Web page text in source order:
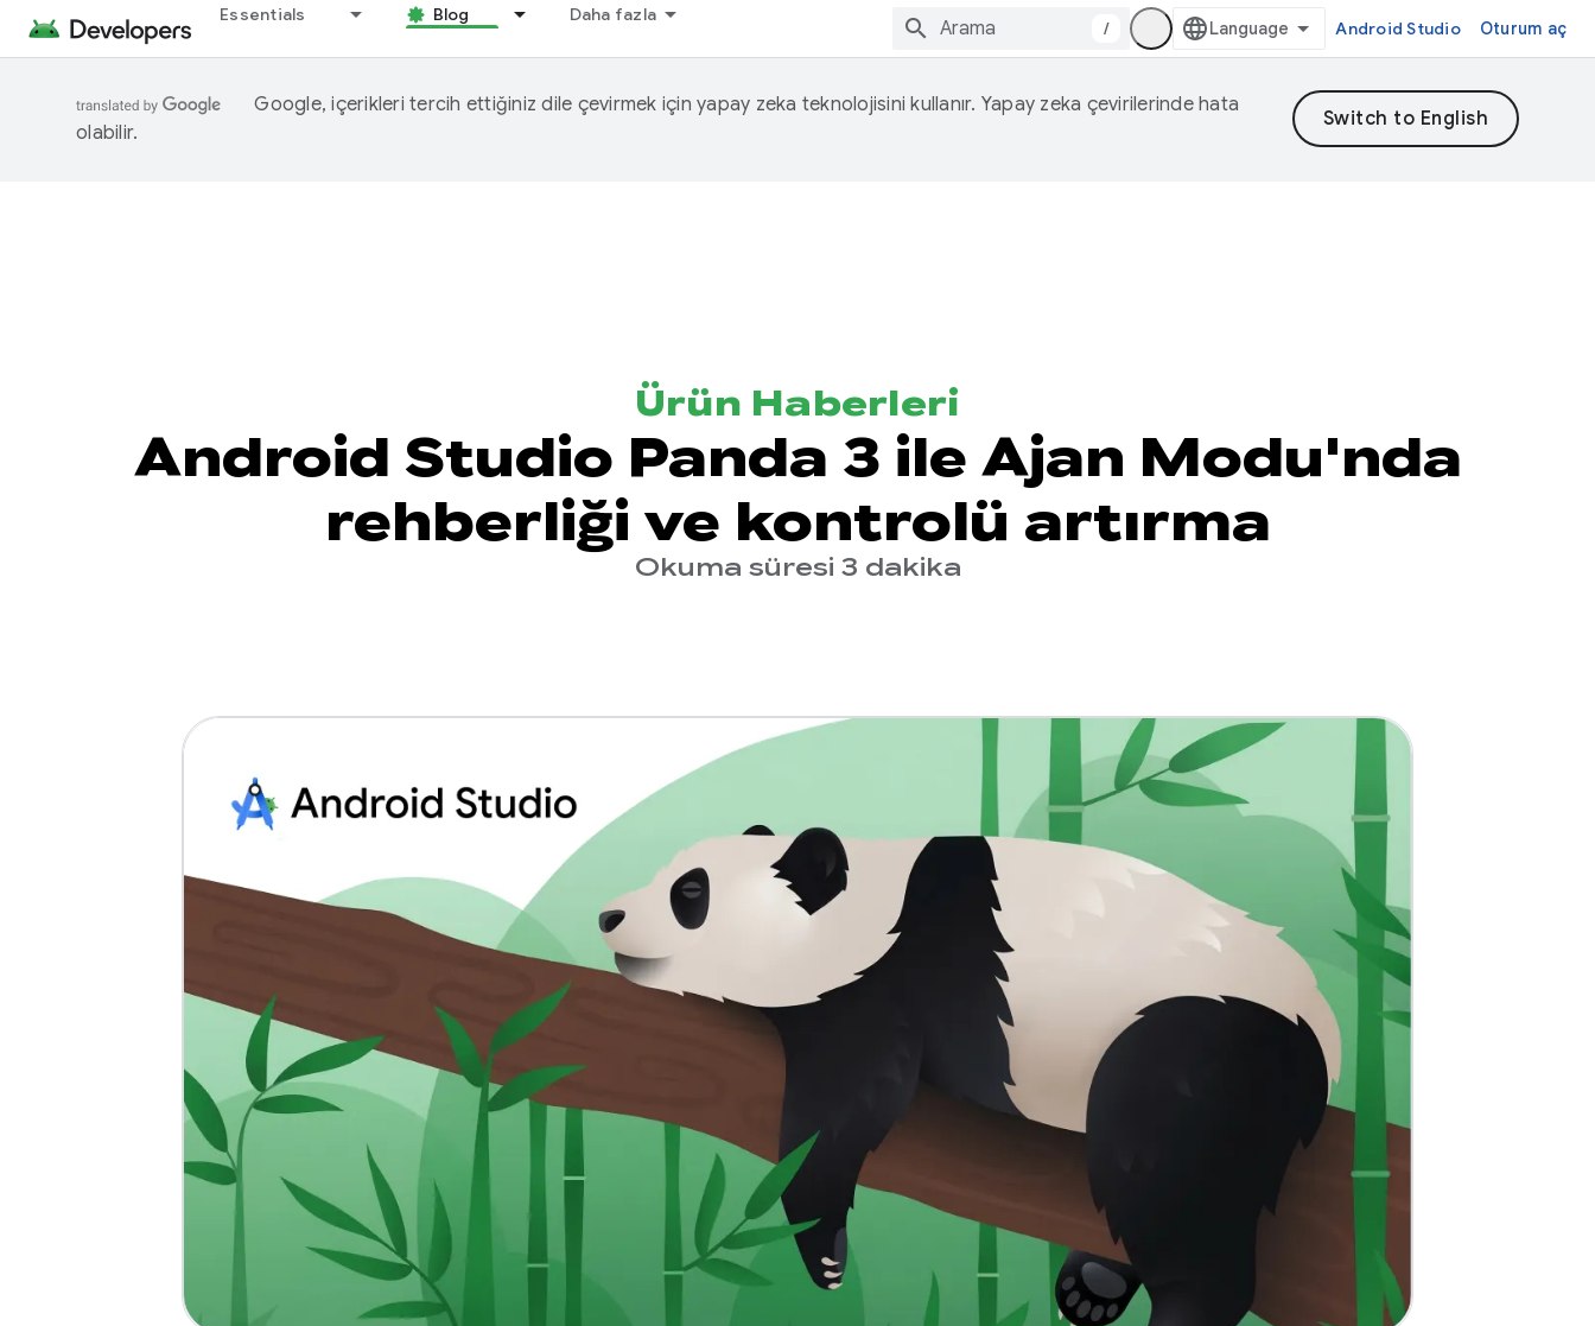
Essentials Blog Daha fazla
/ Android Studio Oturum aç
Google, içerikleri tercih ettiğiniz dile çevirmek için yapay zeka teknolojisini kullanır. Yapay zeka çevirilerinde hata
olabilir.
Ürün Haberleri
Android Studio Panda 3 ile Ajan Modu'nda
rehberliği ve kontrolü artırma
Okuma süresi 3 dakika